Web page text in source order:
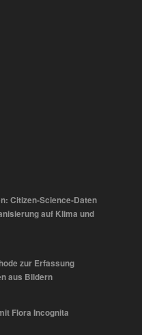
Citizen-Science-Daten
auf Klima und
zur Erfassung
aus Bildern
Flora Incognita